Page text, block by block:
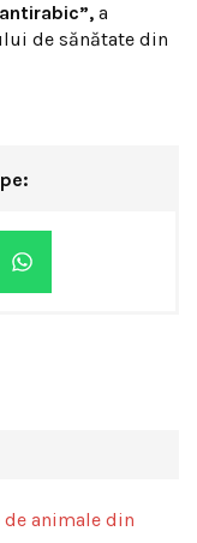
a
de sănătate din